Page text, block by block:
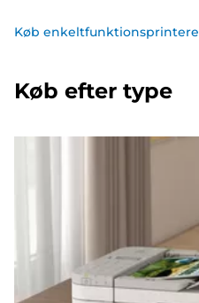
Køb enkeltfunktionsprintere
Køb efter type